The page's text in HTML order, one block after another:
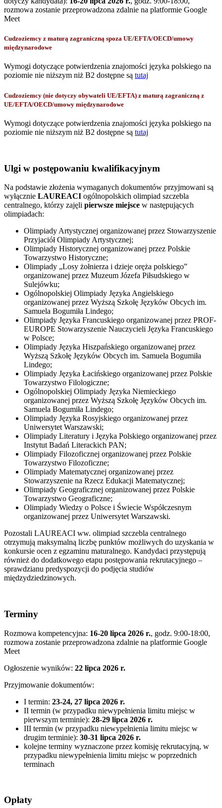
rozmowa zostanie przeprowadzona zdalnie na platformie Google
Meet
Cudzoziemcy z maturą zagraniczną spoza UE/EFTA/OECD/umowy
międzynarodowe
Wymogi dotyczące potwierdzenia znajomości języka polskiego na
poziomie nie niższym niż B2 dostępne są tutaj
Cudzoziemcy (nie dotyczy obywateli UE/EFTA) z maturą zagraniczną z
UE/EFTA/OECD/umowy międzynarodowe
Wymogi dotyczące potwierdzenia znajomości języka polskiego na
poziomie nie niższym niż B2 dostępne są tutaj
Ulgi w postępowaniu kwalifikacyjnym
Na podstawie złożenia wymaganych dokumentów przyjmowani są
wyłącznie LAUREACI ogólnopolskich olimpiad szczebla
centralnego, którzy zajęli pierwsze miejsce w następujących
olimpiadach:
Olimpiady Artystycznej organizowanej przez Stowarzyszenie
Przyjaciół Olimpiady Artystycznej;
Olimpiady Historycznej organizowanej przez Polskie
Towarzystwo Historyczne;
Olimpiady „Losy żołnierza i dzieje oręża polskiego”
organizowanej przez Muzeum Józefa Piłsudskiego w
Sulejówku;
Ogólnopolskiej Olimpiady Języka Angielskiego
organizowanej przez Wyższą Szkołę Języków Obcych im.
Samuela Bogumiła Lindego;
Olimpiady Języka Francuskiego organizowanej przez PROF-
EUROPE Stowarzyszenie Nauczycieli Języka Francuskiego
w Polsce;
Olimpiady Języka Hiszpańskiego organizowanej przez
Wyższą Szkołę Języków Obcych im. Samuela Bogumiła
Lindego;
Olimpiady Języka Łacińskiego organizowanej przez Polskie
Towarzystwo Filologiczne;
Ogólnopolskiej Olimpiady Języka Niemieckiego
organizowanej przez Wyższą Szkołę Języków Obcych im.
Samuela Bogumiła Lindego;
Olimpiady Języka Rosyjskiego organizowanej przez
Uniwersytet Warszawski;
Olimpiady Literatury i Języka Polskiego organizowanej przez
Instytut Badań Literackich PAN;
Olimpiady Filozoficznej organizowanej przez Polskie
Towarzystwo Filozoficzne;
Olimpiady Matematycznej organizowanej przez
Stowarzyszenie na Rzecz Edukacji Matematycznej;
Olimpiady Geograficznej organizowanej przez Polskie
Towarzystwo Geograficzne;
Olimpiady Wiedzy o Polsce i Świecie Współczesnym
organizowanej przez Uniwersytet Warszawski.
Pozostali LAUREACI ww. olimpiad szczebla centralnego
otrzymują maksymalną liczbę punktów możliwych do uzyskania w
konkursie ocen z egzaminu maturalnego. Kandydaci przystępują
również do dodatkowego etapu postępowania rekrutacyjnego –
sprawdzianu predyspozycji do podjęcia studiów
międzydziedzinowych.
Terminy
Rozmowa kompetencyjna: 16-20 lipca 2026 r., godz. 9:00-18:00,
rozmowa zostanie przeprowadzona zdalnie na platformie Google
Meet
Ogłoszenie wyników: 22 lipca 2026 r.
Przyjmowanie dokumentów:
I termin: 23-24, 27 lipca 2026 r.
II termin (w przypadku niewypełnienia limitu miejsc w
pierwszym terminie): 28-29 lipca 2026 r.
III termin (w przypadku niewypełnienia limitu miejsc w
drugim terminie): 30-31 lipca 2026 r.
kolejne terminy wyznaczone przez komisję rekrutacyjną, w
przypadku niewypełnienia limitu miejsc w poprzednich
terminach
Opłaty